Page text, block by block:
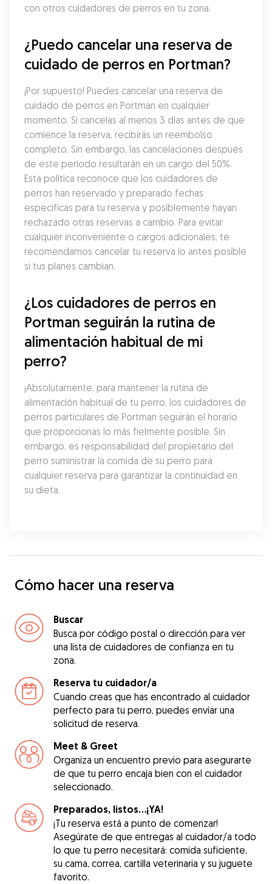
con otros cuidadores de perros en tu zona.
¿Puedo cancelar una reserva de
cuidado de perros en Portman?
¡Por supuesto! Puedes cancelar una reserva de
cuidado de perros en Portman en cualquier
momento. Si cancelas al menos 3 días antes de que
comience la reserva, recibirás un reembolso
completo. Sin embargo, las cancelaciones después
de este período resultarán en un cargo del 50%.
Esta política reconoce que los cuidadores de
perros han reservado y preparado fechas
específicas para tu reserva y posiblemente hayan
rechazado otras reservas a cambio. Para evitar
cualquier inconveniente o cargos adicionales, te
recomendamos cancelar tu reserva lo antes posible
si tus planes cambian.
¿Los cuidadores de perros en
Portman seguirán la rutina de
alimentación habitual de mi
perro?
¡Absolutamente, para mantener la rutina de
alimentación habitual de tu perro, los cuidadores de
perros particulares de Portman seguirán el horario
que proporcionas lo más fielmente posible. Sin
embargo, es responsabilidad del propietario del
perro suministrar la comida de su perro para
cualquier reserva para garantizar la continuidad en
su dieta.
Cómo hacer una reserva
Buscar
Busca por código postal o dirección para ver
una lista de cuidadores de confianza en tu
zona.
Reserva tu cuidador/a
Cuando creas que has encontrado al cuidador
perfecto para tu perro, puedes enviar una
solicitud de reserva.
Meet & Greet
Organiza un encuentro previo para asegurarte
de que tu perro encaja bien con el cuidador
seleccionado.
Preparados, listos...¡YA!
¡Tu reserva está a punto de comenzar!
Asegúrate de que entregas al cuidador/a todo
lo que tu perro necesitará: comida suficiente,
su cama, correa, cartilla veterinaria y su juguete
favorito.